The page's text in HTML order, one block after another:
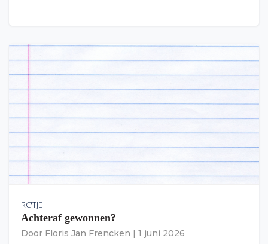
RC'TJE
Achteraf gewonnen?
Door Floris Jan Frencken 1 juni 2026